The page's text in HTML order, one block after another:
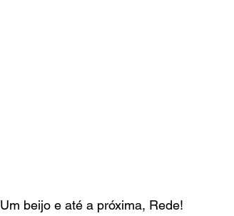
Um beijo e até a próxima, Rede!